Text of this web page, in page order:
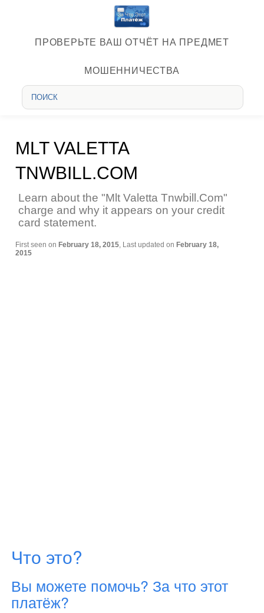
ПРОВЕРЬТЕ ВАШ ОТЧЁТ НА ПРЕДМЕТ
МОШЕННИЧЕСТВА
MLT VALETTA
TNWBILL.COM
Learn about the "Mlt Valetta Tnwbill.Com"
charge and why it appears on your credit
card statement.
First seen on February 18, 2015, Last updated on February 18,
2015
Что это?
Вы можете помочь? За что этот
платёж?